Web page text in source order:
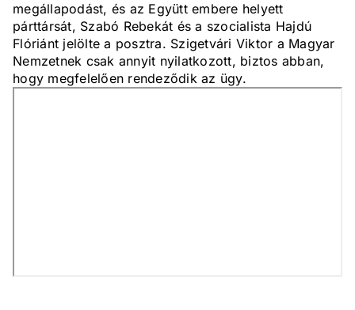
megállapodást, és az Együtt embere helyett
párttársát, Szabó Rebekát és a szocialista Hajdú
Flóriánt jelölte a posztra. Szigetvári Viktor a Magyar
Nemzetnek csak annyit nyilatkozott, biztos abban,
hogy megfelelően rendeződik az ügy.